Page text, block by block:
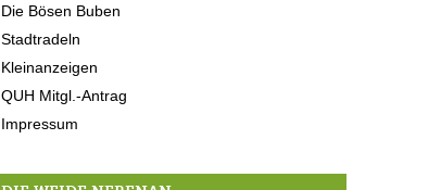
Die Bösen Buben
Stadtradeln
Kleinanzeigen
QUH Mitgl.-Antrag
Impressum